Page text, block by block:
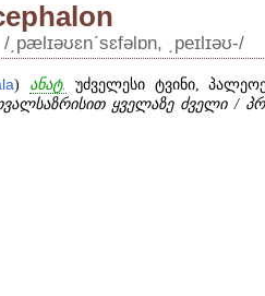
/͵pælɪəʊɛnʹsɛfəlɒn, ͵peɪlɪəʊ-/
) ანატ. უძველესი ტვინი,
ყველაზე ძველი /